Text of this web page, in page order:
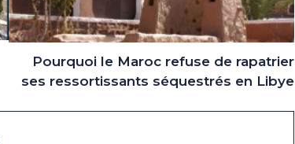
Pourquoi le Maroc refuse de rapatrier
ses ressortissants séquestrés en Libye